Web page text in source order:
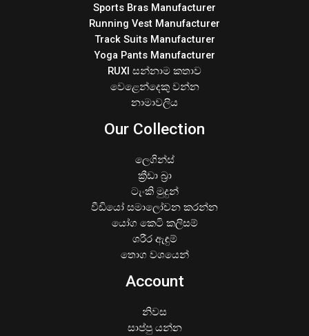
Sports Bras Manufacturer
Running Vest Manufacturer
Track Suits Manufacturer
Yoga Pants Manufacturer
RUXI සන්නාම කතාව
වෙළෙන්දෙකු වන්න
නාමාවලිය
Our Collection
ලෙගින්ස්
ක්‍රීඩා බ්‍රා
ටැංකි මුදුන්
වීඩියෝ සමාලෝචන කරන්න
යෝග කෙටි කලිසම්
ශරීර ඇඳුම්
තොග වශයෙන්
Account
නිවස
සාප්පු යන්න